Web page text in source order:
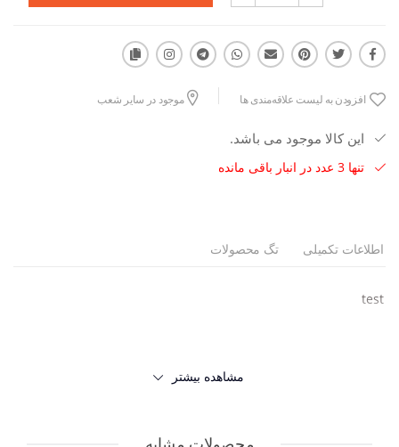
افزودن به لیست علاقه‌مندی ها موجود در سایر شعب
این کالا موجود می باشد.
تنها 3 عدد در انبار باقی مانده
اطلاعات تکمیلی تگ محصولات
test
مشاهده بیشتر